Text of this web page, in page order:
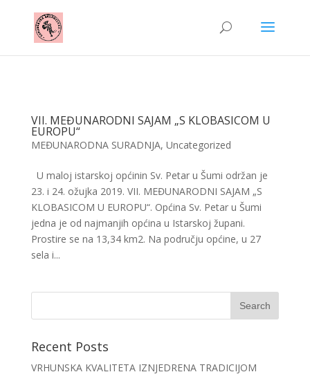
VII. MEĐUNARODNI SAJAM „S KLOBASICOM U
EUROPU“
MEĐUNARODNA SURADNJA, Uncategorized
U maloj istarskoj općinin Sv. Petar u Šumi održan je
23. i 24. ožujka 2019. VII. MEĐUNARODNI SAJAM „S
KLOBASICOM U EUROPU“. Općina Sv. Petar u Šumi
jedna je od najmanjih općina u Istarskoj župani.
Prostire se na 13,34 km2. Na području općine, u 27
sela i...
Recent Posts
VRHUNSKA KVALITETA IZNJEDRENA TRADICIJOM